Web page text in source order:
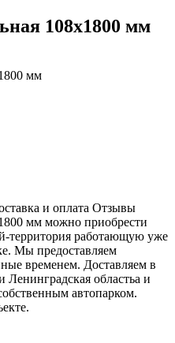
108х1800 мм
и оплата Отзывы
мм можно приобрести
территория работающую уже
Мы предоставляем
временем. Доставляем в
областьа и
автопарком.